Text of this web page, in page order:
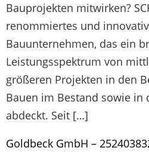
Bauprojekten mitwirken?
renommiertes und
Bauunternehmen, das ein
Leistungsspektrum von
größeren Projekten in den
Bauen im Bestand sowie in
abdeckt. Seit […]
Goldbeck GmbH –